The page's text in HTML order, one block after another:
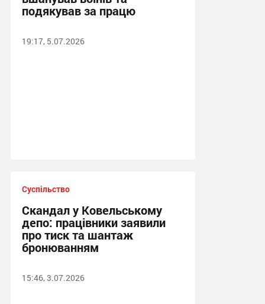
подякував за працю
19:17, 5.07.2026
Суспільство
Скандал у Ковельському
депо: працівники заявили
про тиск та шантаж
бронюванням
15:46, 3.07.2026